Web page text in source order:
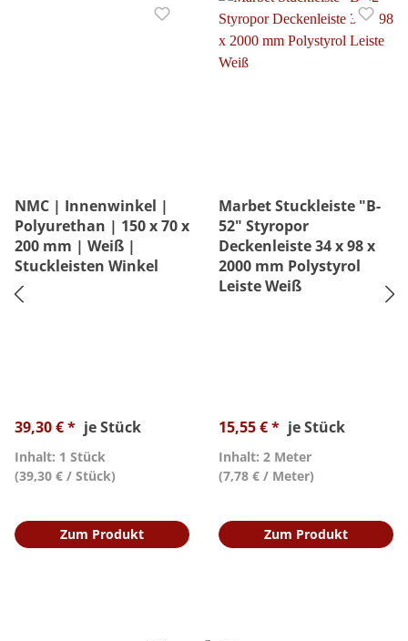
NMC | Innenwinkel |
Polyurethan | 150 x 70 x
200 mm | Weiß |
Stuckleisten Winkel
39,30 € * je Stück
Inhalt: 1 Stück
(39,30 € / Stück)
Zum Produkt
Marbet Stuckleiste "B-
52" Styropor
Deckenleiste 34 x 98 x
2000 mm Polystyrol
Leiste Weiß
15,55 € * je Stück
Inhalt: 2 Meter
(7,78 € / Meter)
Zum Produkt